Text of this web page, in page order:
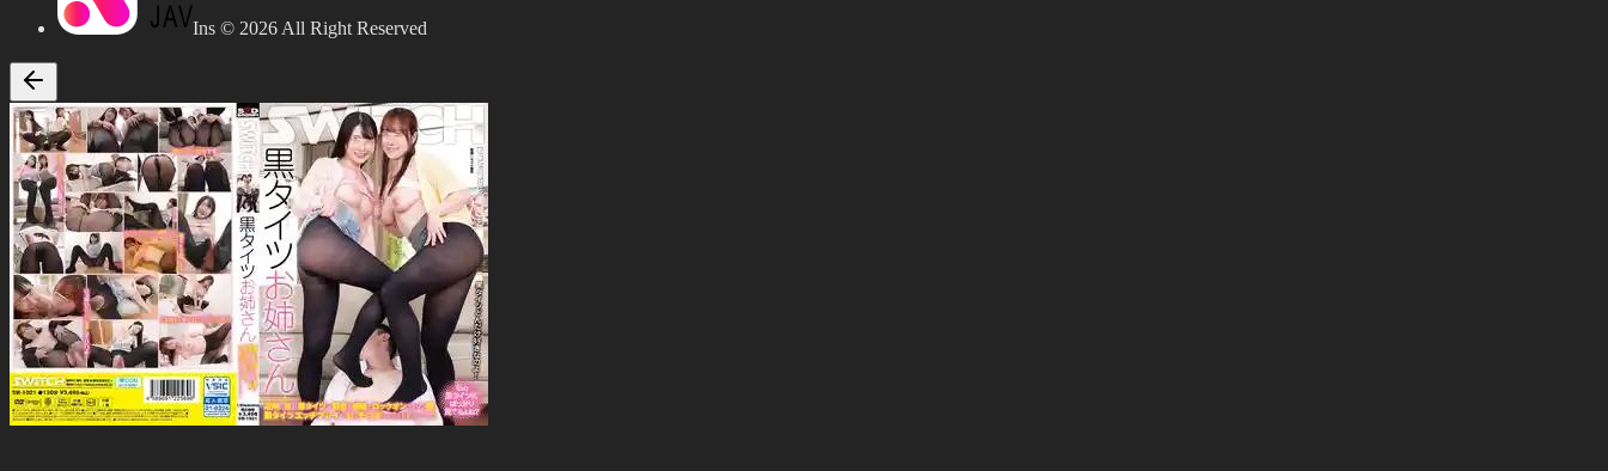
Ins © 2026 All Right Reserved